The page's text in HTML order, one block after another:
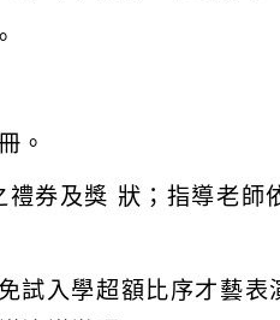
。
券及獎 狀；指導老師
試入學超額比序才藝表